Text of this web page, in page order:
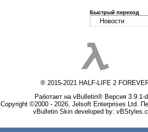
Быстрый переход
® 2015-2021 HALF-LIFE 2
Работает на vBulletin® Версия 3.9.1-
Copyright ©2000 - 2026, Jelsoft Enterprises Ltd.
vBulletin Skin developed by: